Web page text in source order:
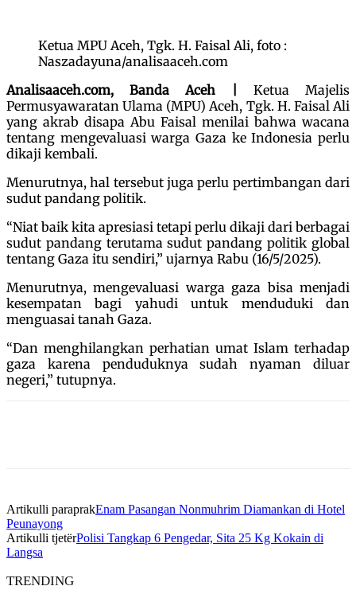
Ketua MPU Aceh, Tgk. H. Faisal Ali, foto :
Naszadayuna/analisaaceh.com
Analisaaceh.com, Banda Aceh |
Ketua Majelis
Permusyawaratan Ulama (MPU) Aceh, Tgk. H. Faisal Ali
yang akrab disapa Abu Faisal menilai bahwa wacana
tentang mengevaluasi warga Gaza ke Indonesia perlu
dikaji kembali.
Menurutnya, hal tersebut juga perlu pertimbangan dari
sudut pandang politik.
“Niat baik kita apresiasi tetapi perlu dikaji dari berbagai
sudut pandang terutama sudut pandang politik global
tentang Gaza itu sendiri,” ujarnya Rabu (16/5/2025).
Menurutnya, mengevaluasi warga gaza bisa menjadi
kesempatan bagi yahudi untuk menduduki dan
menguasai tanah Gaza.
“Dan menghilangkan perhatian umat Islam terhadap
gaza karena penduduknya sudah nyaman diluar
negeri,” tutupnya.
Artikulli paraprakEnam Pasangan Nonmuhrim Diamankan di Hotel
Peunayong
Artikulli tjetërPolisi Tangkap 6 Pengedar, Sita 25 Kg Kokain di
Langsa
TRENDING